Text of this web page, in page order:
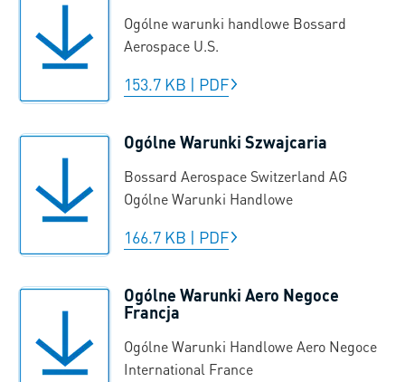
Ogólne warunki handlowe Bossard
Aerospace U.S.
153.7 KB | PDF
Ogólne Warunki Szwajcaria
Bossard Aerospace Switzerland AG
Ogólne Warunki Handlowe
166.7 KB | PDF
Ogólne Warunki Aero Negoce
Francja
Ogólne Warunki Handlowe Aero Negoce
International France